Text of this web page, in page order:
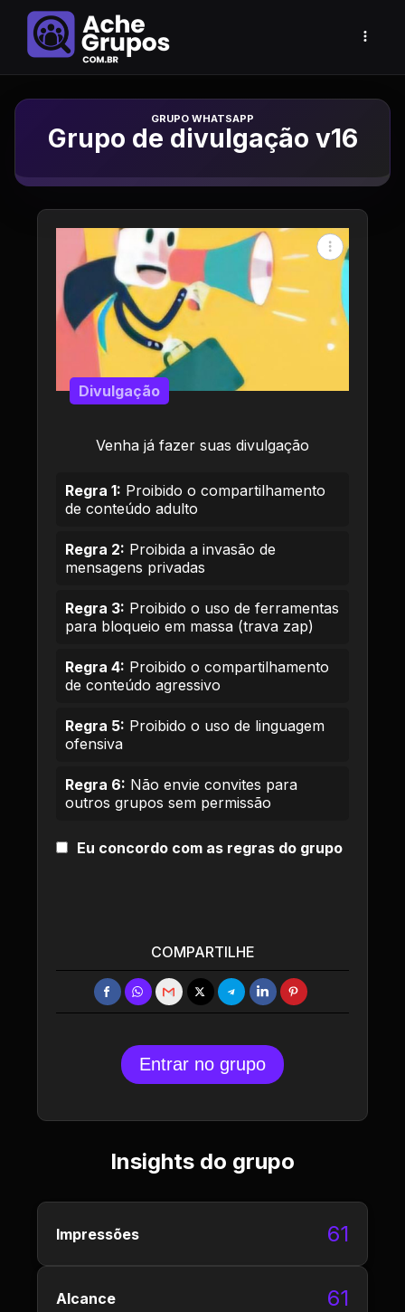
Grupo de Whatsapp
Grupo de divulgação v16
Venha já fazer suas divulgação
Divulgação
Regra 1: Proibido o compartilhamento
de conteúdo adulto
Regra 2: Proibida a invasão de
mensagens privadas
Regra 3: Proibido o uso de ferramentas
para bloqueio em massa (trava zap)
Regra 4: Proibido o compartilhamento
de conteúdo agressivo
Regra 5: Proibido o uso de linguagem
ofensiva
Regra 6: Não envie convites para
outros grupos sem permissão
Eu concordo com as regras do grupo
COMPARTILHE
Entrar no grupo
Insights do grupo
Impressões 61
Alcance 61